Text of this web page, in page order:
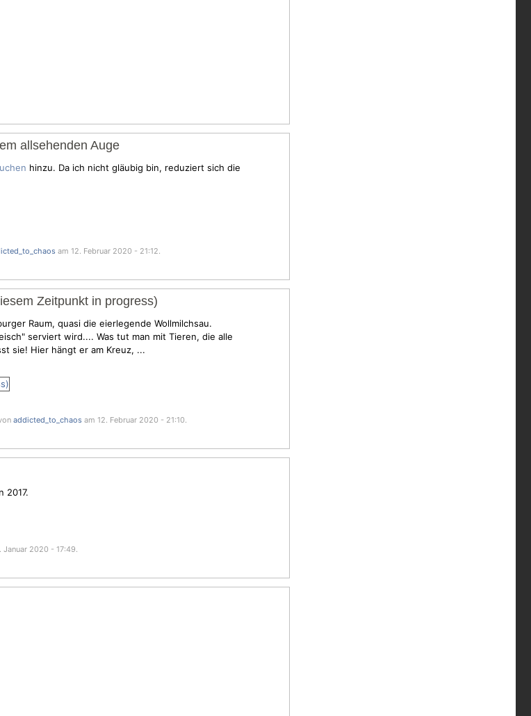
allsehenden Auge
hinzu. Da ich nicht gläubig bin, reduziert sich die
am 12. Februar 2020 - 21:12.
Zeitpunkt in progress)
Raum, quasi die eierlegende Wollmilchsau.
serviert wird.... Was tut man mit Tieren, die alle
sie! Hier hängt er am Kreuz, ...
addicted_to_chaos am 12. Februar 2020 - 21:10.
2017.
Januar 2020 - 17:49.